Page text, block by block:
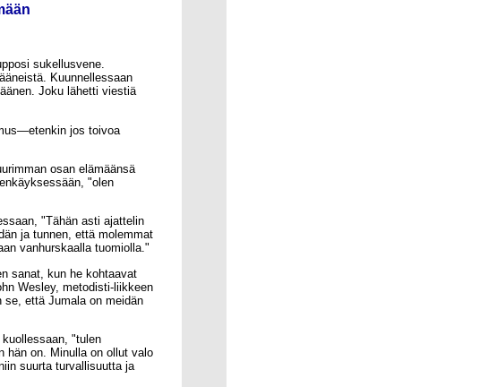
sukellusvene.
Kuunnellessaan
Joku lähetti viestiä
jos toivoa
osan elämäänsä
"olen
"Tähän asti ajattelin
ja tunnen, että molemmat
vanhurskaalla tuomiolla."
sanat, kun he kohtaavat
Wesley, metodisti-liikkeen
että Jumala on meidän
"tulen
hän on. Minulla on ollut valo
suurta turvallisuutta ja